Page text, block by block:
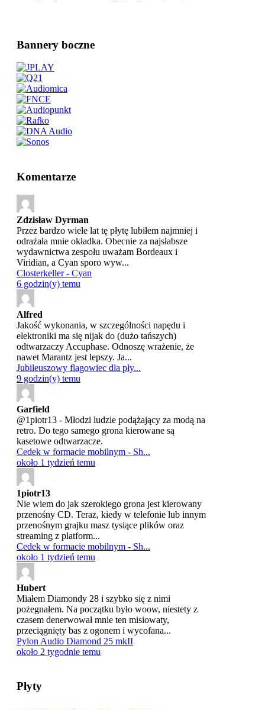
Bannery boczne
Komentarze
Zdzisław Dyrman
Przez bardzo wiele lat tę płytę lubiłem najmniej i
odrażała mnie okładka. Obecnie za najsłabsze
wydawnictwa zespołu uważam Bordeaux i
Viridian, a Cyan sporo wyw...
Closterkeller - Cyan
6 godzin(y) temu
Alfred
Jakość wykonania, w szczególności napędu i
elektroniki ma się nijak do (dużo tańszych)
odtwarzaczy Accuphase. Odnoszę wrażenie, że
nawet Marantz jest lepszy. Ja...
Jubileuszowy flagowiec dla pły...
9 godzin(y) temu
Garfield
@1piotr13 - Młodzi ludzie podążający za modą na
retro. Do tego samego grona kierowane są
kasetowe odtwarzacze.
Cedek w formacie mobilnym - Sh...
około 1 tydzień temu
1piotr13
Nie wiem do jak szerokiego grona jest kierowany
przenośny CD. Teraz, kiedy w telefonie lub innym
przenośnym grajku masz tysiące plików oraz
streaming z platform...
Cedek w formacie mobilnym - Sh...
około 1 tydzień temu
Hubert
Miałem Diamondy 28 i szybko się z nimi
pożegnałem. Na początku było woow, niestety z
czasem denerwował mnie ten misiowaty,
przeciągnięty bas z ogonem i wycofana...
Pylon Audio Diamond 25 mkII
około 2 tygodnie temu
Płyty